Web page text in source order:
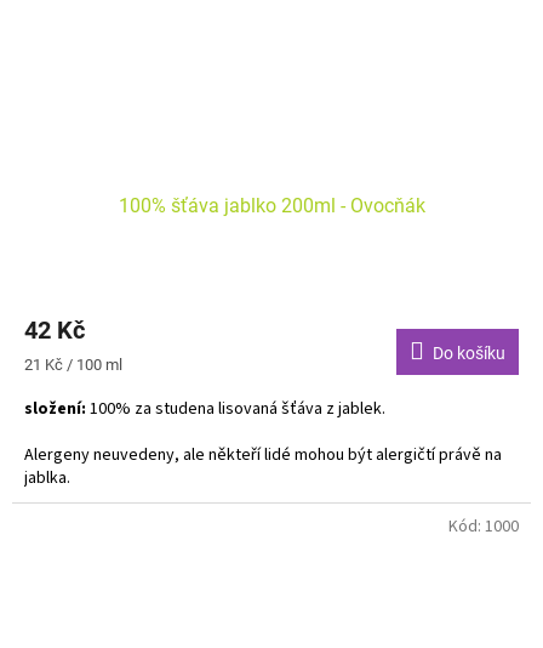
100% šťáva jablko 200ml - Ovocňák
produktu
je
3,7
z
hvězdiček.
42 Kč
Měrná
21 Kč / 100 ml
Do košíku
složení: 100% za studena lisovaná šťáva z jablek.
Alergeny neuvedeny, ale někteří lidé mohou být alergičtí právě na
jablka.
Kód: 1000